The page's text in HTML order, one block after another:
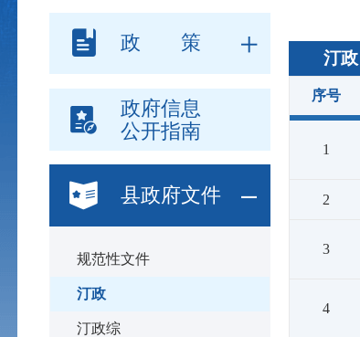
政 策
政府信息
公开指南
县政府文件
规范性文件
汀政
汀政综
汀政
序号
1
2
3
4